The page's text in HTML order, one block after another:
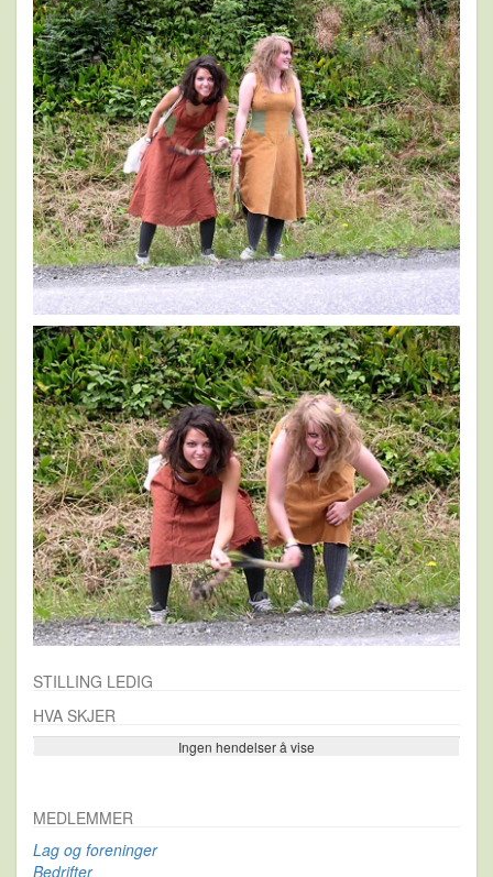
STILLING LEDIG
HVA SKJER
Ingen hendelser å vise
Se flere…
MEDLEMMER
Lag og foreninger
Bedrifter